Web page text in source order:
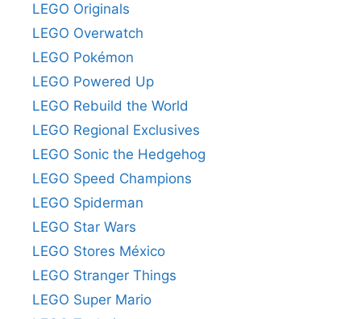
LEGO Originals
LEGO Overwatch
LEGO Pokémon
LEGO Powered Up
LEGO Rebuild the World
LEGO Regional Exclusives
LEGO Sonic the Hedgehog
LEGO Speed Champions
LEGO Spiderman
LEGO Star Wars
LEGO Stores México
LEGO Stranger Things
LEGO Super Mario